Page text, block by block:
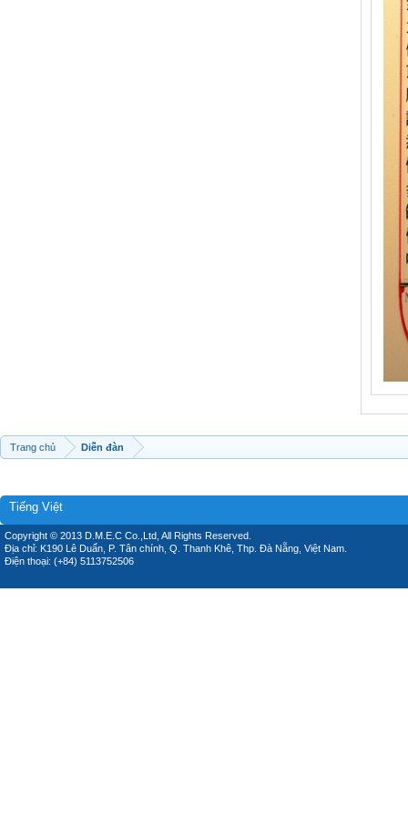
Trang chủ Diễn đàn
Tiếng Việt
Copyright © 2013 D.M.E.C Co.,Ltd, All Rights Reserved.
Địa chỉ: K190 Lê Duẩn, P. Tân chính, Q. Thanh Khê, Thp. Đà Nẵng, Việt Nam.
Điện thoại: (+84) 5113752506